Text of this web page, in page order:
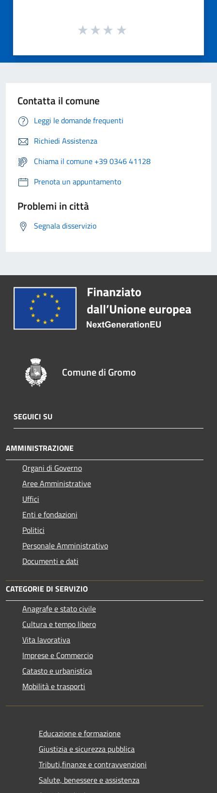
Contatta il comune
Leggi le domande frequenti
Richiedi Assistenza
Chiama il comune +39 0346 41128
Prenota un appuntamento
Problemi in città
Segnala disservizio
Comune di Gromo
SEGUICI SU
AMMINISTRAZIONE
Organi di Governo
Aree Amministrative
Uffici
Enti e fondazioni
Politici
Personale Amministrativo
Documenti e dati
CATEGORIE DI SERVIZIO
Anagrafe e stato civile
Cultura e tempo libero
Vita lavorativa
Imprese e Commercio
Catasto e urbanistica
Mobilità e trasporti
Educazione e formazione
Giustizia e sicurezza pubblica
Tributi,finanze e contravvenzioni
Salute, benessere e assistenza